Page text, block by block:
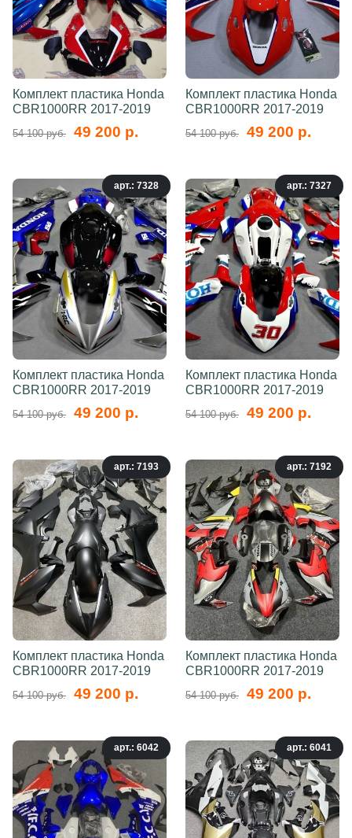
Комплект пластика Honda
CBR1000RR 2017-2019
54 100 руб. 49 200 р.
Комплект пластика Honda
CBR1000RR 2017-2019
54 100 руб. 49 200 р.
арт.: 7328
Комплект пластика Honda
CBR1000RR 2017-2019
54 100 руб. 49 200 р.
арт.: 7327
Комплект пластика Honda
CBR1000RR 2017-2019
54 100 руб. 49 200 р.
арт.: 7193
Комплект пластика Honda
CBR1000RR 2017-2019
54 100 руб. 49 200 р.
арт.: 7192
Комплект пластика Honda
CBR1000RR 2017-2019
54 100 руб. 49 200 р.
арт.: 6042 арт.: 6041